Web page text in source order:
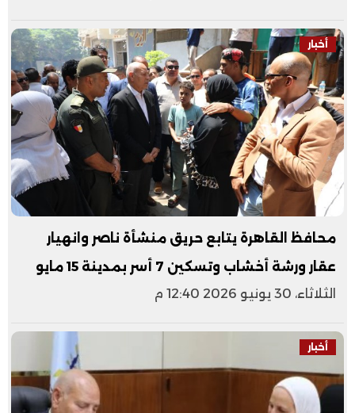
أخبار
محافظ القاهرة يتابع حريق منشأة ناصر وانهيار
عقار ورشة أخشاب وتسكين 7 أسر بمدينة 15 مايو
الثلاثاء، 30 يونيو 2026 12:40 م
أخبار